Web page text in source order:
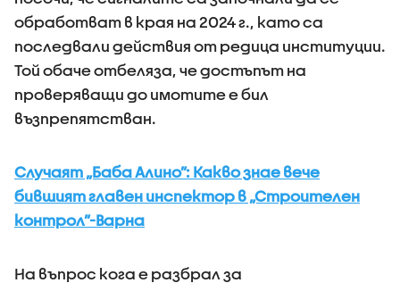
обработват в края на 2024 г., като са
последвали действия от редица институции.
Той обаче отбеляза, че достъпът на
проверяващи до имотите е бил
възпрепятстван.
Случаят „Баба Алино”: Какво знае вече
бившият главен инспектор в „Строителен
контрол”-Варна
На въпрос кога е разбрал за